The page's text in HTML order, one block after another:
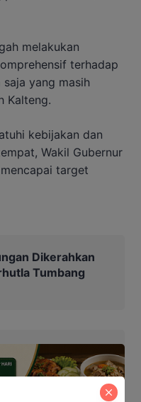
melakukan
terhadap
saja yang masih
Kalteng.
kebijakan dan
Wakil Gubernur
target
Dikerahkan
Tumbang